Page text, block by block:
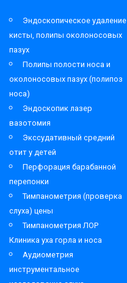
Эндоскопическое удаление
кисты, полипы околоносовых
пазух
Полипы полости носа и
околоносовых пазух (полипоз
носа)
Эндоскопик лазер
вазотомия
Экссудативный средний
отит у детей
Перфорация барабанной
перепонки
Тимпанометрия (проверка
слуха) цены
Тимпанометрия ЛОР
Клиника уха горла и носа
Аудиометрия
инструментальное